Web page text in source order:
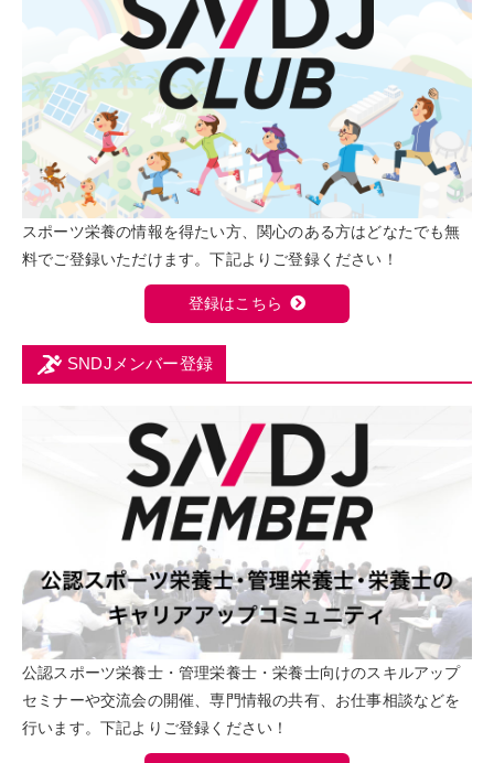
スポーツ栄養の情報を得たい方、関心のある方はどなたでも無
料でご登録いただけます。下記よりご登録ください！
登録はこちら
SNDJメンバー登録
公認スポーツ栄養士・管理栄養士・栄養士向けのスキルアップ
セミナーや交流会の開催、専門情報の共有、お仕事相談などを
行います。下記よりご登録ください！